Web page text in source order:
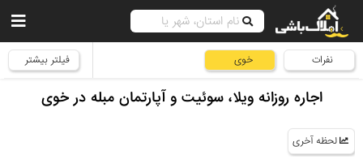
نفرات خوی فیلتر بیشتر
اجاره روزانه ویلا، سوئیت و آپارتمان مبله در خوی
لحظه آخری